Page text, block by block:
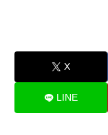
X
LINE